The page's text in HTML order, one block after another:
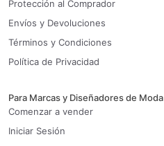
Protección al Comprador
Envíos y Devoluciones
Términos y Condiciones
Política de Privacidad
Para Marcas y Diseñadores de Moda
Comenzar a vender
Iniciar Sesión